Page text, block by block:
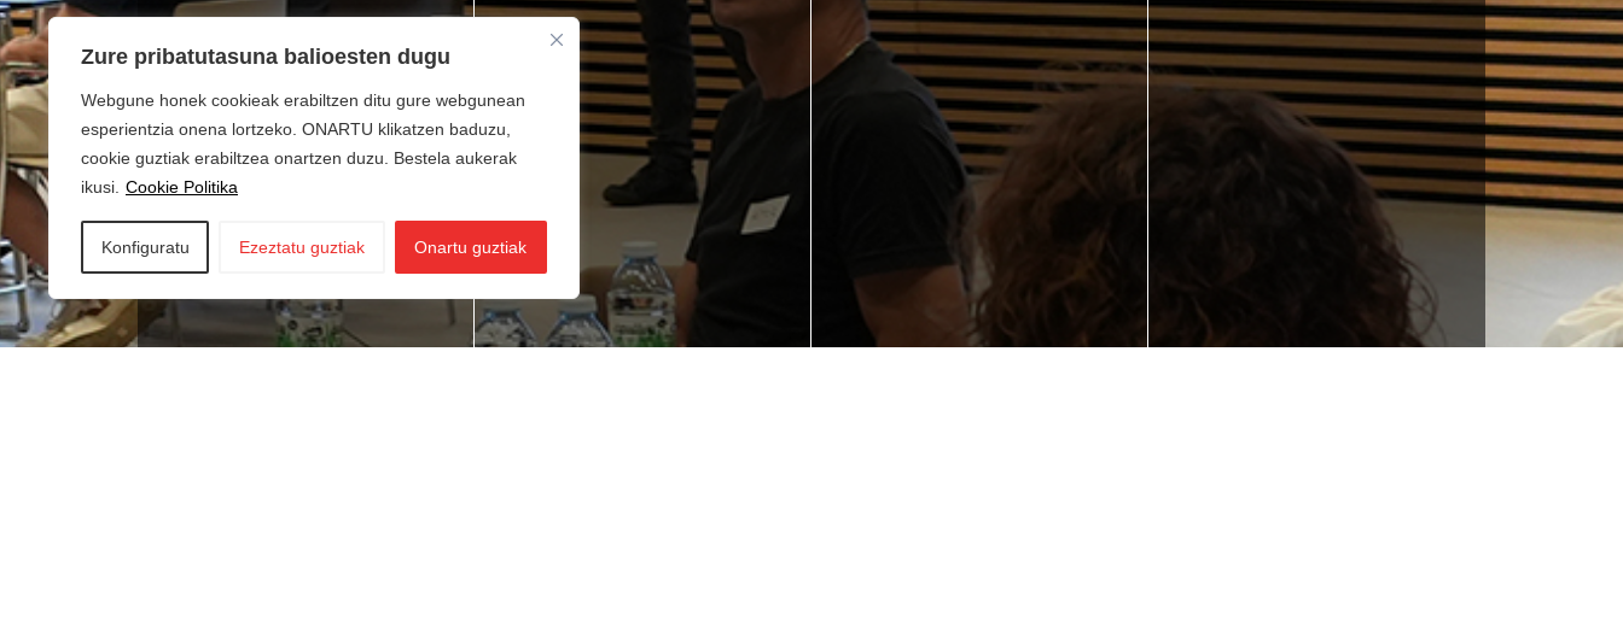
Zure pribatutasuna balioesten dugu
Webgune honek cookieak erabiltzen ditu gure webgunean
esperientzia onena lortzeko. ONARTU klikatzen baduzu,
cookie guztiak erabiltzea onartzen duzu. Bestela aukerak
ikusi. Cookie Politika
Konfiguratu Ezeztatu guztiak Onartu guztiak